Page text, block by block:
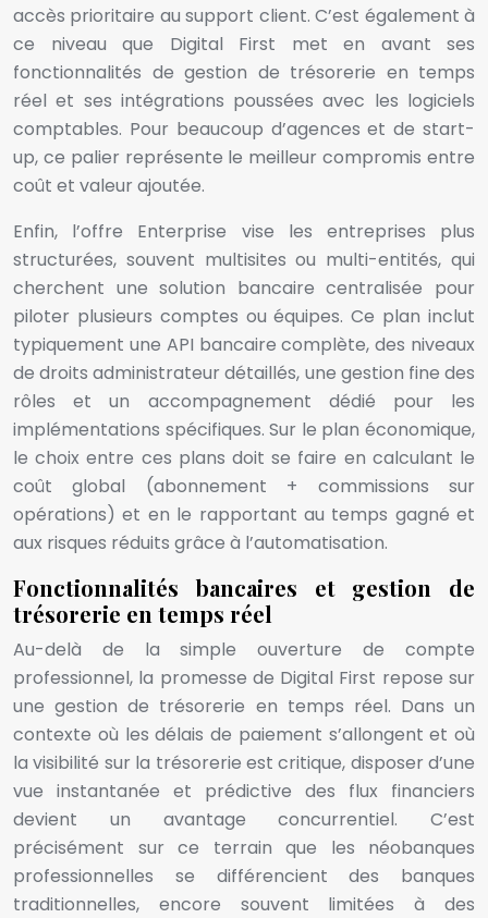
accès prioritaire au support client. C’est également à
ce niveau que Digital First met en avant ses
fonctionnalités de gestion de trésorerie en temps
réel et ses intégrations poussées avec les logiciels
comptables. Pour beaucoup d’agences et de start-
up, ce palier représente le meilleur compromis entre
coût et valeur ajoutée.
Enfin, l’offre Enterprise vise les entreprises plus
structurées, souvent multisites ou multi-entités, qui
cherchent une solution bancaire centralisée pour
piloter plusieurs comptes ou équipes. Ce plan inclut
typiquement une API bancaire complète, des niveaux
de droits administrateur détaillés, une gestion fine des
rôles et un accompagnement dédié pour les
implémentations spécifiques. Sur le plan économique,
le choix entre ces plans doit se faire en calculant le
coût global (abonnement + commissions sur
opérations) et en le rapportant au temps gagné et
aux risques réduits grâce à l’automatisation.
Fonctionnalités bancaires et gestion de
trésorerie en temps réel
Au-delà de la simple ouverture de compte
professionnel, la promesse de Digital First repose sur
une gestion de trésorerie en temps réel. Dans un
contexte où les délais de paiement s’allongent et où
la visibilité sur la trésorerie est critique, disposer d’une
vue instantanée et prédictive des flux financiers
devient un avantage concurrentiel. C’est
précisément sur ce terrain que les néobanques
professionnelles se différencient des banques
traditionnelles, encore souvent limitées à des